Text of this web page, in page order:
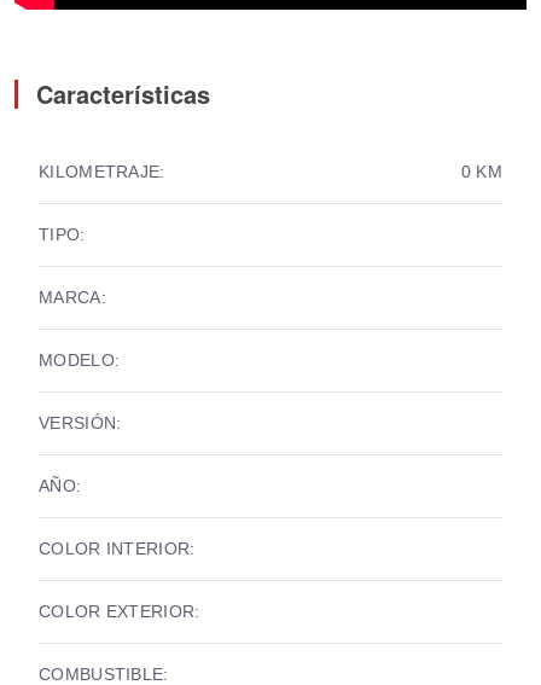
Características
KILOMETRAJE: 0 KM
TIPO:
MARCA:
MODELO:
VERSIÓN:
AÑO:
COLOR INTERIOR:
COLOR EXTERIOR:
COMBUSTIBLE: